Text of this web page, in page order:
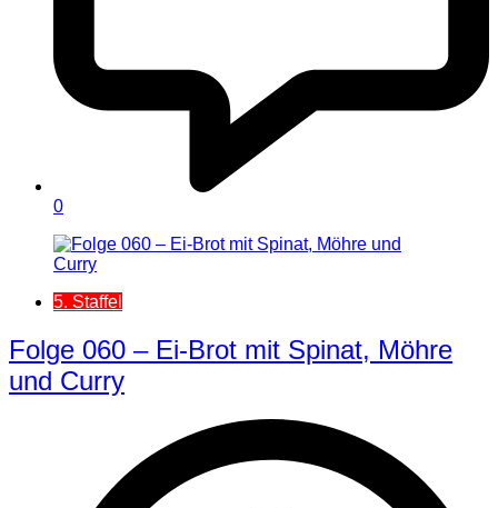
0
5. Staffel
Folge 060 – Ei-Brot mit Spinat, Möhre
und Curry